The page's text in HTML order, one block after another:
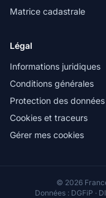
Matrice cadastrale
Légal
Informations juridiques
Conditions générales
Protection des données
Cookies et traceurs
Gérer mes cookies
© 2026
Données : DGFiP ·